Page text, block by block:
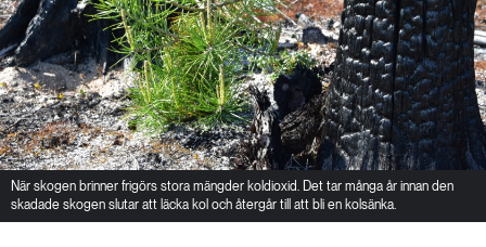
När skogen brinner frigörs stora mängder koldioxid. Det tar många år innan den
skadade skogen slutar att läcka kol och återgår till att bli en kolsänka.